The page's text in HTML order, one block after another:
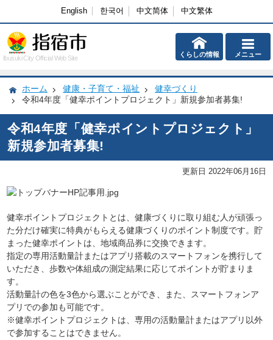
English 한국어 中文简体 中文繁体
Ibusuki City Official Web Site くらしの情報 メニュー
ホーム 健康・子育て・福祉
健幸づくり
令和4年度「健幸ポイントプロジェクト」新規参加者募集!
令和4年度「健幸ポイントプロジェクト」
新規参加者募集!
更新日 2022年06月16日
健幸ポイントプロジェクトとは、健康づくりに取り組む人が頑張っ
た分だけ確実に特典がもらえる健康づくりのポイント制度です。貯
まった健幸ポイントは、地域商品券に交換できます。
指定の専用活動量計またはアプリ搭載のスマートフォンを携行して
いただき、歩数や体組成の測定結果に応じてポイントが貯まりま
す。
活動量計の色を3色から選ぶことができ、また、スマートフォンア
プリでの参加も可能です。
※健幸ポイントプロジェクトは、専用の活動量計またはアプリ以外
で参加することはできません。